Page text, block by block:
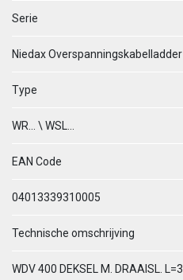
Serie
Niedax Overspanningskabelladder
Type
WR... \ WSL...
EAN Code
04013339310005
Technische omschrijving
WDV 400 DEKSEL M. DRAAISL. L=3